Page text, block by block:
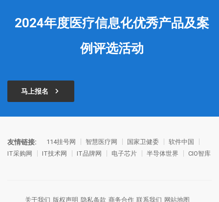
2024年度医疗信息化优秀产品及案
例评选活动
马上报名
友情链接: 114挂号网 智慧医疗网 国家卫健委
软件中国
IT采购网
IT技术网 IT品牌网 电子芯片 半导体世界 CIO智库
关于我们 版权声明 隐私条款 商务合作 联系我们 网站地图